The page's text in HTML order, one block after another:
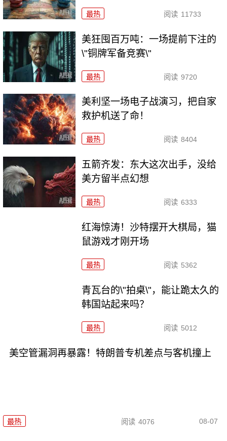
最热 阅读 11733
美狂囤百万吨：一场提前下注的
\"铜牌军备竞赛\"
最热 阅读 9720
美利坚一场电子战演习，把自家
救护机送了命！
最热 阅读 8404
五箭齐发：东大这次出手，没给
美方留半点幻想
最热 阅读 6333
红海惊涛！沙特摆开大棋局，猫
鼠游戏才刚开场
最热 阅读 5362
青瓦台的\"拍桌\"，能让跪太久的
韩国站起来吗？
最热 阅读 5012
美空管漏洞再暴露！特朗普专机差点与客机撞上
最热 阅读 4076 08-07